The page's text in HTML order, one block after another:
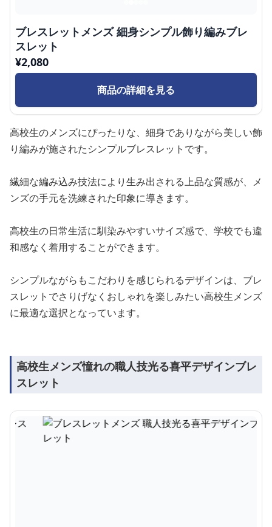
ブレスレットメンズ 細身シンプル飾り編みブレ
スレット
¥2,080
商品の詳細を見る
高校生のメンズにぴったりな、細身でありながら美しい飾
り編みが施されたシンプルブレスレットです。
繊細な編み込み技法により生み出される上品な質感が、メ
ンズの手元を洗練された印象に導きます。
高校生の日常生活に馴染みやすいサイズ感で、学校でも違
和感なく着用することができます。
シンプルながらもこだわりを感じられるデザインは、ブレ
スレットでさりげなくおしゃれを楽しみたい高校生メンズ
に最適な選択となっています。
高校生メンズ憧れの職人技光る喜平デザインブレ
スレット